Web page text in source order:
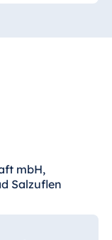
mbH,
Salzuflen